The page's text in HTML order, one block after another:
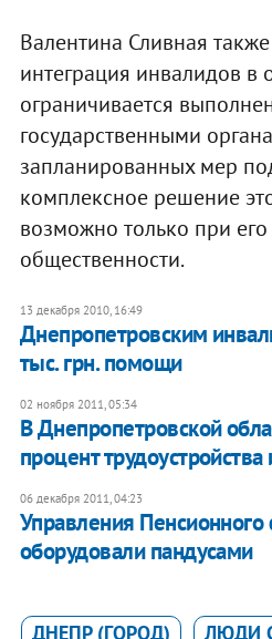
Валентина Сливная
интеграция инвалидов в
ограничивается
государственными
запланированных мер
комплексное решение
возможно только при
общественности.
13 декабря 2010, 16:49
Днепропетровским
тыс. грн. помощи
02 ноября 2011, 05:34
В Днепропетровской
процент
06 декабря 2011, 04:23
Управления
оборудовали пандусами
ДНЕПР (ГОРОД) ЛЮДИ